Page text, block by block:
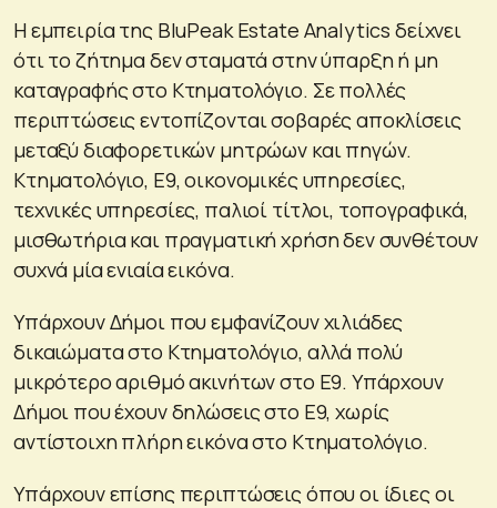
Η εμπειρία της BluPeak Estate Analytics δείχνει
ότι το ζήτημα δεν σταματά στην ύπαρξη ή μη
καταγραφής στο Κτηματολόγιο. Σε πολλές
περιπτώσεις εντοπίζονται σοβαρές αποκλίσεις
μεταξύ διαφορετικών μητρώων και πηγών.
Κτηματολόγιο, Ε9, οικονομικές υπηρεσίες,
τεχνικές υπηρεσίες, παλιοί τίτλοι, τοπογραφικά,
μισθωτήρια και πραγματική χρήση δεν συνθέτουν
συχνά μία ενιαία εικόνα.
Υπάρχουν Δήμοι που εμφανίζουν χιλιάδες
δικαιώματα στο Κτηματολόγιο, αλλά πολύ
μικρότερο αριθμό ακινήτων στο Ε9. Υπάρχουν
Δήμοι που έχουν δηλώσεις στο Ε9, χωρίς
αντίστοιχη πλήρη εικόνα στο Κτηματολόγιο.
Υπάρχουν επίσης περιπτώσεις όπου οι ίδιες οι